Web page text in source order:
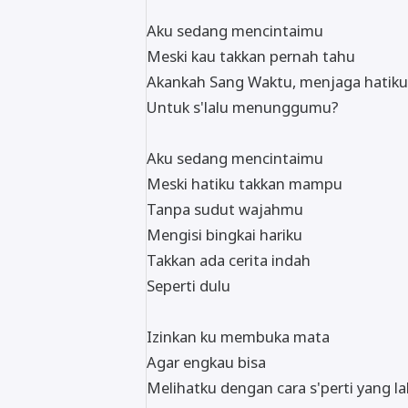
Aku sedang mencintaimu
Meski kau takkan pernah tahu
Akankah Sang Waktu, menjaga hatiku
Untuk s'lalu menunggumu?
Aku sedang mencintaimu
Meski hatiku takkan mampu
Tanpa sudut wajahmu
Mengisi bingkai hariku
Takkan ada cerita indah
Seperti dulu
Izinkan ku membuka mata
Agar engkau bisa
Melihatku dengan cara s'perti yang